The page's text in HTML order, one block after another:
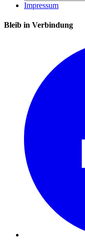
Impressum
Bleib in Verbindung